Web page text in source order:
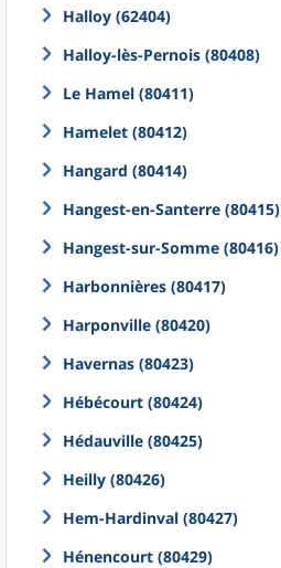
Halloy (62404)
Halloy-lès-Pernois (80408)
Le Hamel (80411)
Hamelet (80412)
Hangard (80414)
Hangest-en-Santerre (80415)
Hangest-sur-Somme (80416)
Harbonnières (80417)
Harponville (80420)
Havernas (80423)
Hébécourt (80424)
Hédauville (80425)
Heilly (80426)
Hem-Hardinval (80427)
Hénencourt (80429)